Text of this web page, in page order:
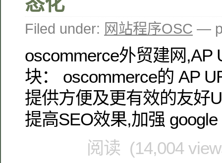
Filed under: 网站程序OSC —
oscommerce外贸建网,AP
块： oscommerce的 AP
提供方便及更有效的友好
提高SEO效果,加强
阅读 (14,004